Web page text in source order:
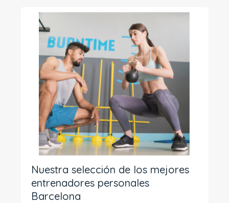
Nuestra selección de los mejores
entrenadores personales
Barcelona